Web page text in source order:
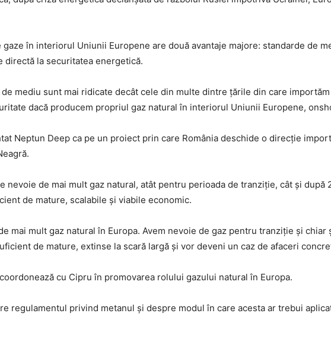
gaze în interiorul Uniunii Europene are două avantaje majore: standarde de
la securitatea energetică.
mediu sunt mai ridicate decât cele din multe dintre țările din care
dacă producem propriul gaz natural în interiorul Uniunii Europene,
Neptun Deep ca pe un proiect prin care România deschide o direcție
nevoie de mai mult gaz natural, atât pentru perioada de tranziție, cât și
de mature, scalabile și viabile economic.
mai mult gaz natural în Europa. Avem nevoie de gaz pentru tranziție și
de mature, extinse la scară largă și vor deveni un caz de afaceri
cu Cipru în promovarea rolului gazului natural în Europa.
regulamentul privind metanul și despre modul în care acesta ar trebui